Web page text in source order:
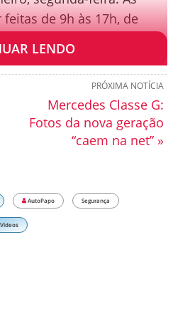
de 9h às 17h, de
LENDO
PRÓXIMA NOTÍCIA
Mercedes Classe G:
Fotos da nova geração
“caem na net” »
AutoPapo Segurança
Vídeos